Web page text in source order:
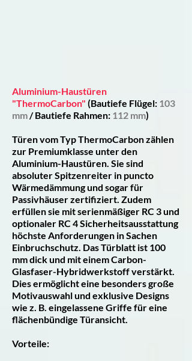
Aluminium-Haustüren
"ThermoCarbon" (Bautiefe Flügel: 103
mm/ Bautiefe Rahmen: 112 mm)
Türen vom Typ ThermoCarbon zählen
zur Premiumklasse unter den
Aluminium-Haustüren. Sie sind
absoluter Spitzenreiter in puncto
Wärmedämmung und sogar für
Passivhäuser zertifiziert. Zudem
erfüllen sie mit serienmäßiger RC 3 und
optionaler RC 4 Sicherheitsausstattung
höchste Anforderungen in Sachen
Einbruchschutz. Das Türblatt ist 100
mm dick und mit einem Carbon-
Glasfaser-Hybridwerkstoff verstärkt.
Dies ermöglicht eine besonders große
Motivauswahl und exklusive Designs
wie z. B. eingelassene Griffe für eine
flächenbündige Türansicht.
Vorteile: